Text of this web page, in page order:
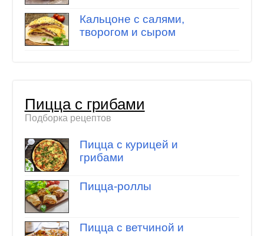
Кальцоне с салями,
творогом и сыром
Пицца с грибами
Подборка рецептов
Пицца с курицей и
грибами
Пицца-роллы
Пицца с ветчиной и